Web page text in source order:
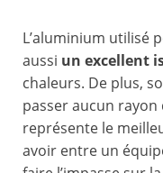
L’aluminium utilisé
aussi un excellent
chaleurs. De plus,
passer aucun rayon
représente le
avoir entre un